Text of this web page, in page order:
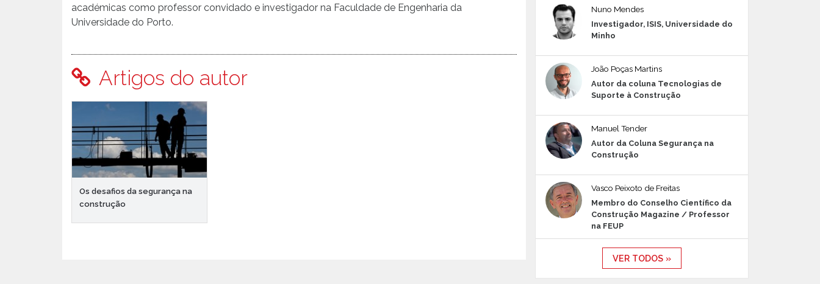
académicas como professor convidado e investigador na Faculdade de Engenharia da
Universidade do Porto.
Artigos do autor
Os desafios da segurança na
construção
Nuno Mendes
Investigador, ISIS, Universidade do
Minho
João Poças Martins
Autor da coluna Tecnologias de
Suporte à Construção
Manuel Tender
Autor da Coluna Segurança na
Construção
Vasco Peixoto de Freitas
Membro do Conselho Científico da
Construção Magazine / Professor
na FEUP
VER TODOS »